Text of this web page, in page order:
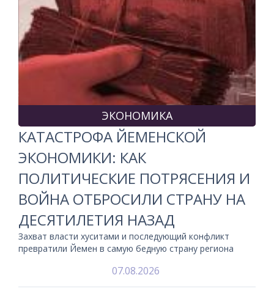
ЭКОНОМИКА
КАТАСТРОФА ЙЕМЕНСКОЙ
ЭКОНОМИКИ: КАК
ПОЛИТИЧЕСКИЕ ПОТРЯСЕНИЯ И
ВОЙНА ОТБРОСИЛИ СТРАНУ НА
ДЕСЯТИЛЕТИЯ НАЗАД
Захват власти хуситами и последующий конфликт
превратили Йемен в самую бедную страну региона
07.08.2026